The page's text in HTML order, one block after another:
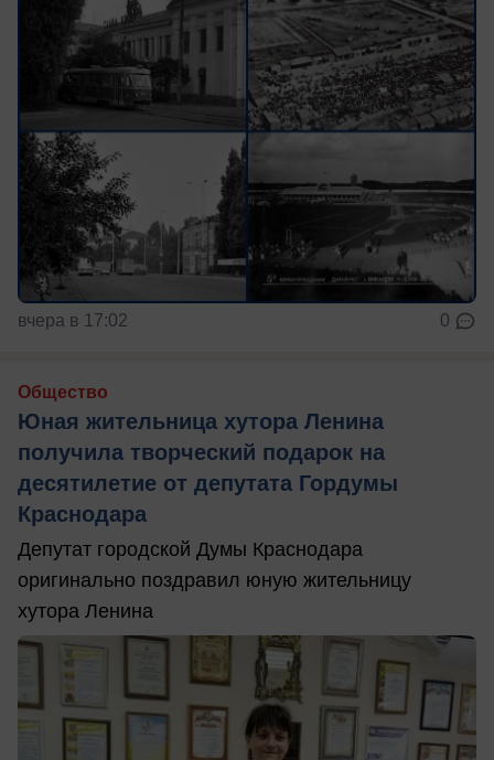
вчера в 17:02 0
Общество
Юная жительница хутора Ленина
получила творческий подарок на
десятилетие от депутата Гордумы
Краснодара
Депутат городской Думы Краснодара
оригинально поздравил юную жительницу
хутора Ленина